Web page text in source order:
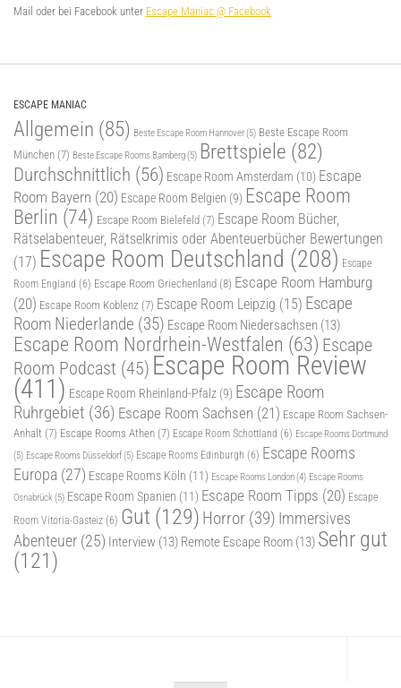
Mail oder bei Facebook unter Escape Maniac @ Facebook
ESCAPE MANIAC
Allgemein (85) Beste Escape Room Hannover(5) Beste Escape Room
München (7) Beste Escape Rooms Bamberg(5) Brettspiele (82)
Durchschnittlich (56) Escape Room Amsterdam (10) Escape
Room Bayern (20) Escape Room Belgien (9) Escape Room
Berlin (74) Escape Room Bielefeld (7) Escape Room Bücher,
Rätselabenteuer, Rätselkrimis oder Abenteuerbücher Bewertungen
(17) Escape Room Deutschland (208) Escape
Room England (6) Escape Room Griechenland (8) Escape Room Hamburg
(20) Escape Room Koblenz (7) Escape Room Leipzig (15) Escape
Room Niederlande (35) Escape Room Niedersachsen (13)
Escape Room Nordrhein-Westfalen (63) Escape
Room Podcast (45) Escape Room Review
(411) Escape Room Rheinland-Pfalz (9) Escape Room
Ruhrgebiet (36) Escape Room Sachsen (21) Escape Room Sachsen-
Anhalt (7) Escape Rooms Athen (7) Escape Room Schottland (6) Escape Rooms Dortmund
(5) Escape Rooms Düsseldorf(5) Escape Rooms Edinburgh (6) Escape Rooms
Europa (27) Escape Rooms Köln (11) Escape Rooms London(4) Escape Rooms
Osnabrück(5) Escape Room Spanien (11) Escape Room Tipps (20) Escape
Room Vitoria-Gasteiz (6) Gut (129) Horror (39) Immersives
Abenteuer (25) Interview (13) Remote Escape Room (13) Sehr gut
(121)